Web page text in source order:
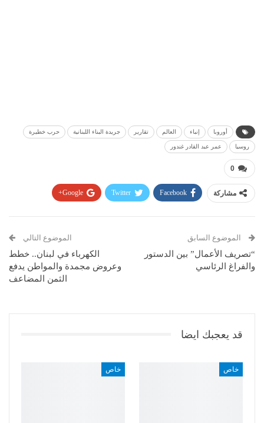
أوروبا إنباء العالم تقارير جريدة البناء اللبنانية حرب خطيرة
روسيا عمر عبد القادر غندور
0
مشاركة Facebook
Twitter
Google+
البريد الإلكتروني
الموضوع السابق
“تصريف الأعمال” بين الدستور
والفراغ الرئاسي
الموضوع التالي
الكهرباء في لبنان.. خطط
وعروض مجمدة والمواطن يدفع
الثمن المضاعف
قد يعجبك ايضا
خاص خاص